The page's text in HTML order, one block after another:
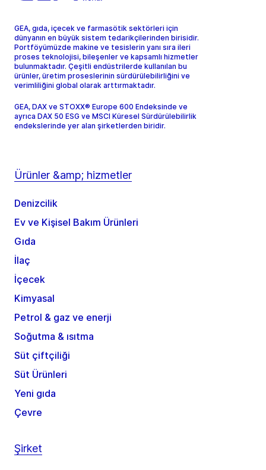
GEA, gıda, içecek ve farmasötik sektörleri için
dünyanın en büyük sistem tedarikçilerinden birisidir.
Portföyümüzde makine ve tesislerin yanı sıra ileri
proses teknolojisi, bileşenler ve kapsamlı hizmetler
bulunmaktadır. Çeşitli endüstrilerde kullanılan bu
ürünler, üretim proseslerinin sürdürülebilirliğini ve
verimliliğini global olarak arttırmaktadır.
GEA, DAX ve STOXX® Europe 600 Endeksinde ve
ayrıca DAX 50 ESG ve MSCI Küresel Sürdürülebilirlik
endekslerinde yer alan şirketlerden biridir.
Ürünler &amp; hizmetler
Denizcilik
Ev ve Kişisel Bakım Ürünleri
Gıda
İlaç
İçecek
Kimyasal
Petrol & gaz ve enerji
Soğutma & ısıtma
Süt çiftçiliği
Süt Ürünleri
Yeni gıda
Çevre
Şirket